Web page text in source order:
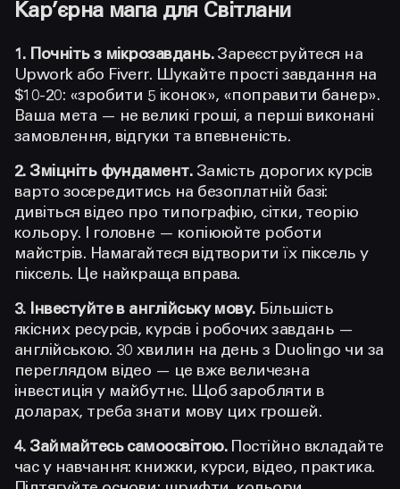
Кар’єрна мапа для Світлани
1. Почніть з мікрозавдань. Зареєструйтеся на
Upwork або Fiverr. Шукайте прості завдання на
$10-20: «зробити 5 іконок», «поправити банер».
Ваша мета — не великі гроші, а перші виконані
замовлення, відгуки та впевненість.
2. Зміцніть фундамент. Замість дорогих курсів
варто зосередитись на безоплатній базі:
дивіться відео про типографію, сітки, теорію
кольору. І головне — копіююйте роботи
майстрів. Намагайтеся відтворити їх піксель у
піксель. Це найкраща вправа.
3. Інвестуйте в англійську мову.Більшість
якісних ресурсів, курсів і робочих завдань —
англійською. 30 хвилин на день з Duolingo чи за
переглядом відео — це вже величезна
інвестиція у майбутнє. Щоб заробляти в
доларах, треба знати мову цих грошей.
4. Займайтесь самоосвітою. Постійно вкладайте
час у навчання: книжки, курси, відео, практика.